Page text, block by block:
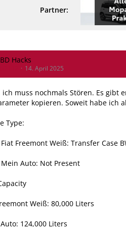
Partner:
Hacks
14. April 2025
ich muss nochmals Stören. Es
kopieren. Soweit habe ich
Type:
Freemont Weiß: Transfer Case
Auto: Not Present
Weiß: 80,000 Liters
124,000 Liters